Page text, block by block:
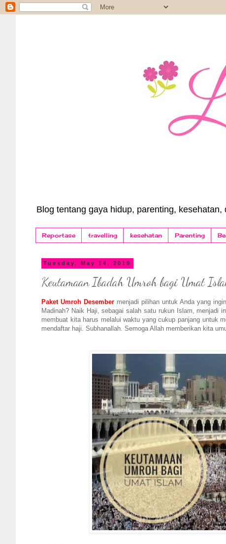
Blog tentang gaya hidup, parenting, kesehatan,
Reportase travelling kesehatan Parenting
Tuesday, May 14, 2019
Keutamaan Ibadah Umroh bagi Umat
Paket Umroh Desember menjadi pilihan untuk Anda yang
Madinah? Naik Haji, sebagai salah satu rukun Islam, menjadi
membuat kita harus melalui waktu yang cukup panjang untuk
mendaftar haji. Subhanallah. Semoga Allah memberikan kita